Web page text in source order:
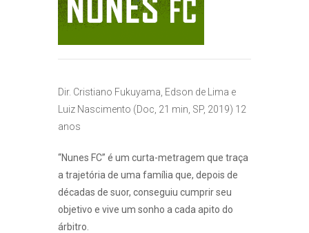
Dir. Cristiano Fukuyama, Edson de Lima e
Luiz Nascimento (Doc, 21 min, SP, 2019) 12
anos
“Nunes FC” é um curta-metragem que traça
a trajetória de uma família que, depois de
décadas de suor, conseguiu cumprir seu
objetivo e vive um sonho a cada apito do
árbitro.